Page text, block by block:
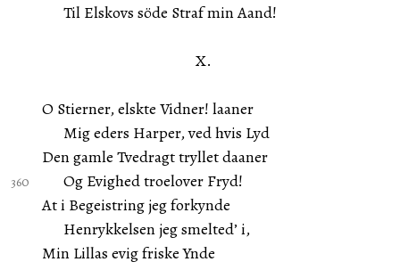
Til Elskovs söde Straf min Aand!
X.
O Stierner, elskte Vidner! laaner
Mig eders Harper, ved hvis Lyd
Den gamle Tvedragt tryllet daaner
Og Evighed troelover Fryd!
At i Begeistring jeg forkynde
Henrykkelsen jeg smelted’ i,
Min Lillas evig friske Ynde